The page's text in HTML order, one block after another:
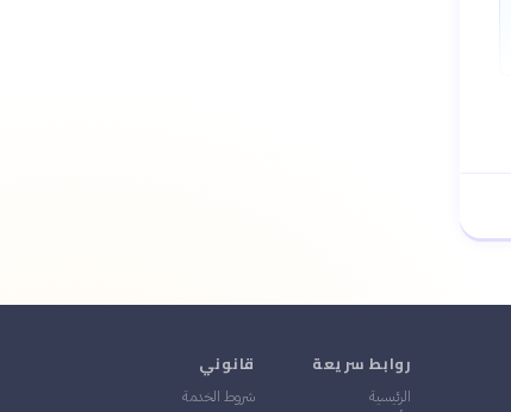
روابط سريعة
الرئيسية
قانوني
شروط الخدمة